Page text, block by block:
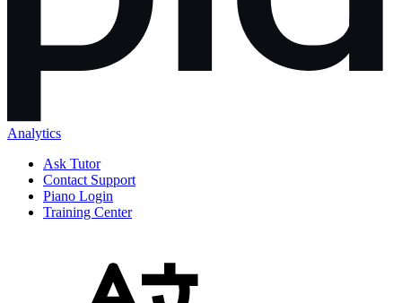
Analytics
Ask Tutor
Contact Support
Piano Login
Training Center